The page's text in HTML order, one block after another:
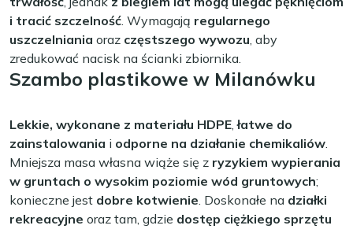
i tracić szczelność. Wymagają regularnego
uszczelniania oraz częstszego wywozu, aby
zredukować nacisk na ścianki zbiornika.
Szambo plastikowe w Milanówku
Lekkie, wykonane z materiału HDPE,łatwe do
zainstalowania i odporne na działanie chemikaliów.
Mniejsza masa własna wiąże się z ryzykiem wypierania
w gruntach o wysokim poziomie wód gruntowych;
konieczne jest dobre kotwienie. Doskonałe na działki
rekreacyjne oraz tam, gdzie dostęp ciężkiego sprzętu